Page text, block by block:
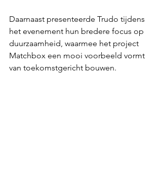
Daarnaast presenteerde Trudo tijdens
het evenement hun bredere focus op
duurzaamheid, waarmee het project
Matchbox een mooi voorbeeld vormt
van toekomstgericht bouwen.